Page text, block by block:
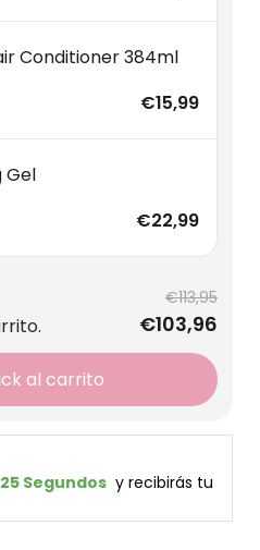
Conditioner 384ml
€15,99
Gel
€22,99
€113,95
€103,96
al carrito
Segundos
  y recibirás tu